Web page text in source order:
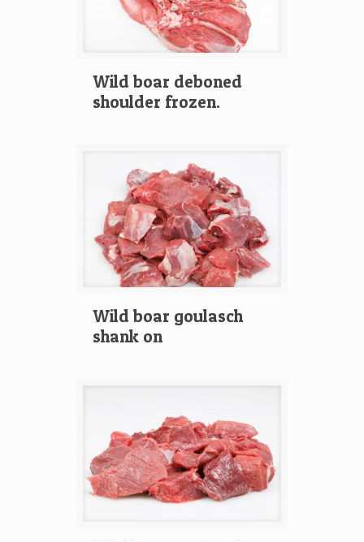
Wild boar deboned
shoulder frozen.
Wild boar goulasch
shank on